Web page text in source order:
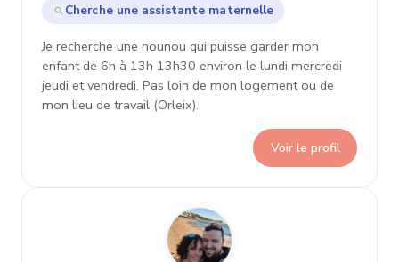
Cherche une assistante maternelle
Je recherche une nounou qui puisse garder mon
enfant de 6h à 13h 13h30 environ le lundi mercredi
jeudi et vendredi. Pas loin de mon logement ou de
mon lieu de travail (Orleix).
Voir le profil